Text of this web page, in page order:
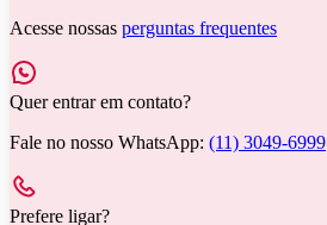
Acesse nossas perguntas frequentes
Quer entrar em contato?
Fale no nosso WhatsApp: (11) 3049-6999
Prefere ligar?